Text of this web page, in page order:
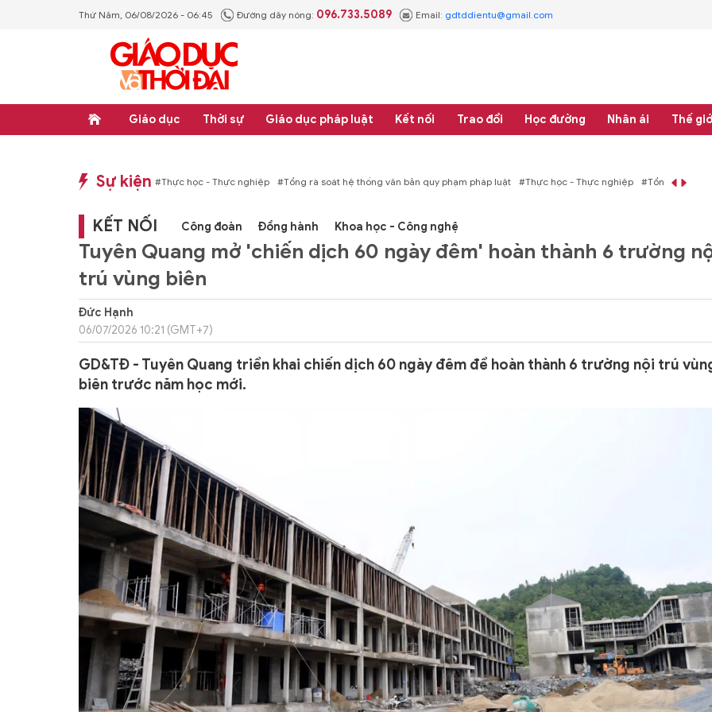
Thứ Năm, 06/08/2026 - 06:45 Đường dây nóng: 096.733.5089 Email: gdtddientu@gmail.com
Giáo dục Thời sự Giáo dục pháp luật Kết nối Trao đổi Học đường Nhân ái Thế
Sự kiện
#Thực học - Thực nghiệp #Tổng rà soát hệ thống văn bản quy phạm pháp luật #Thực học - Thực nghiệp #Tổng rà soát hệ thống văn bản quy phạm
KẾT NỐI Công đoàn Đồng hành Khoa học - Công nghệ
Tuyên Quang mở 'chiến dịch 60 ngày đêm' hoàn thành 6 trường
trú vùng biên
Đức Hạnh
06/07/2026 10:21 (GMT+7)
GD&TĐ - Tuyên Quang triển khai chiến dịch 60 ngày đêm để hoàn thành 6 trường nội trú
biên trước năm học mới.